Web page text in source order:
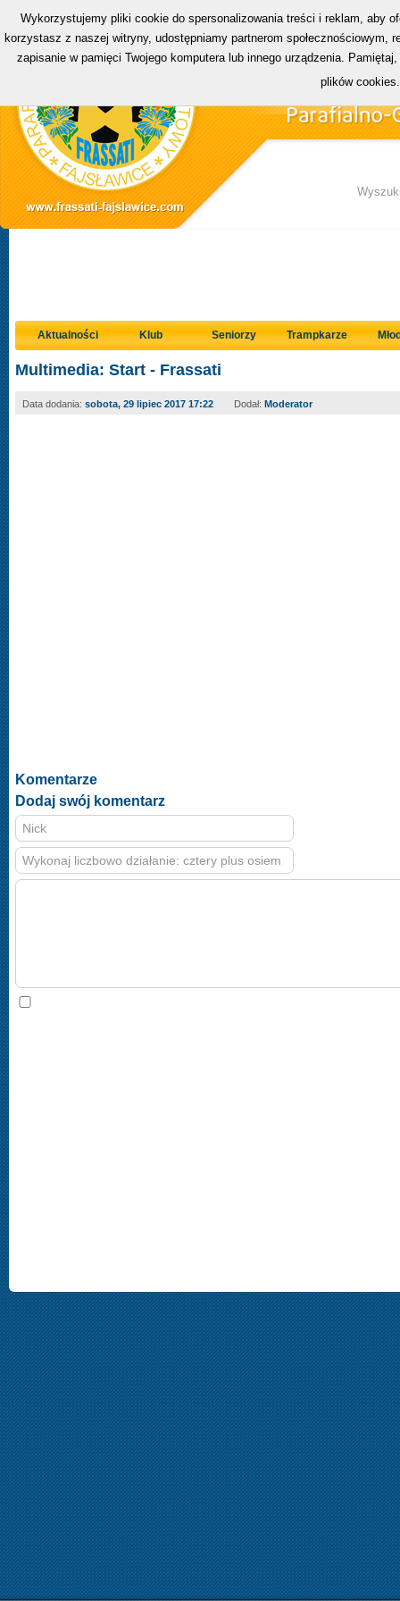
Aktualności Klub Seniorzy Trampkarze
Multimedia: Start - Frassati
Data dodania: sobota, 29 lipiec 2017 17:22 Dodał: Moderator
Komentarze
Dodaj swój komentarz
Wykorzystujemy pliki cookie do spersonalizowania treści i reklam, aby
korzystasz z naszej witryny, udostępniamy partnerom
zapisanie w pamięci Twojego komputera lub innego urządzenia.
plików